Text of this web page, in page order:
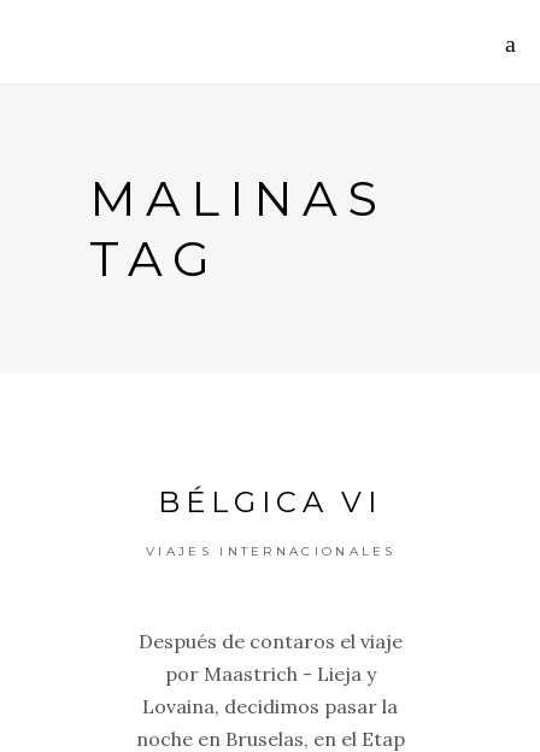
MALINAS
TAG
BÉLGICA VI
VIAJES INTERNACIONALES
Después de contaros el viaje
por Maastrich - Lieja y
Lovaina, decidimos pasar la
noche en Bruselas, en el Etap